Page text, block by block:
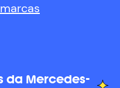
da Mercedes-